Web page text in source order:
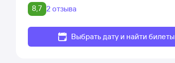
8,7 2 отзыва
Выбрать дату и найти билеты